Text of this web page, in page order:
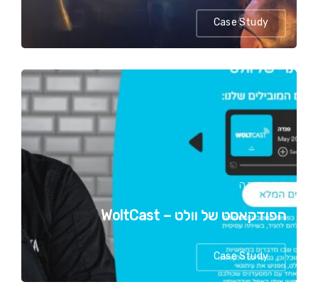
Case Study
דף נחיתה
הפודקאסט של וולט – WoltCast
Case Study